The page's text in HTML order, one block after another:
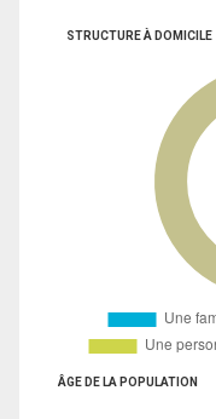
STRUCTURE À DOMICILE
ÂGE DE LA POPULATION